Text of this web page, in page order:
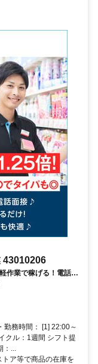
43010206
作業で稼げる！電話面
勤務時間： [1] 22:00～
クル：1週間 シフト提
：...
ア等で商品の在庫を